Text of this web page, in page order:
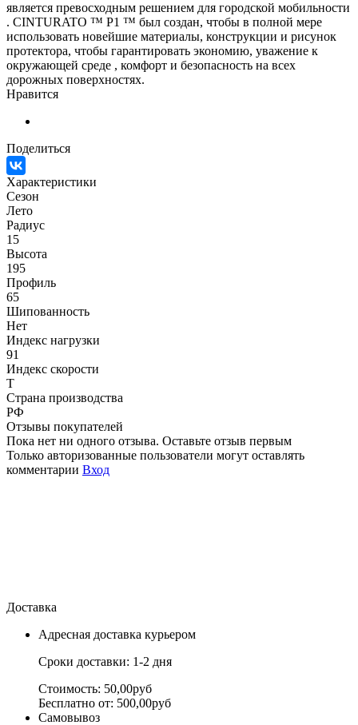
является превосходным решением для городской мобильности
. CINTURATO ™ P1 ™ был создан, чтобы в полной мере
использовать новейшие материалы, конструкции и рисунок
протектора, чтобы гарантировать экономию, уважение к
окружающей среде , комфорт и безопасность на всех
дорожных поверхностях.
Нравится
Поделиться
Характеристики
Сезон
Лето
Радиус
15
Высота
195
Профиль
65
Шипованность
Нет
Индекс нагрузки
91
Индекс скорости
T
Страна производства
РФ
Отзывы покупателей
Пока нет ни одного отзыва. Оставьте отзыв первым
Только авторизованные пользователи могут оставлять
комментарии Вход
Доставка
Адресная доставка курьером
Сроки доставки: 1-2 дня
Стоимость: 50,00руб
Бесплатно от: 500,00руб
Самовывоз